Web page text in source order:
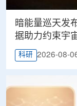
暗能量巡天发
据助力约束宇
科研 2026-08-